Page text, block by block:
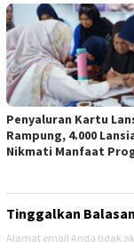
Penyaluran Kartu
Rampung, 4.000
Nikmati Manfaat
Tinggalkan Balasan
Alamat email Anda tidak